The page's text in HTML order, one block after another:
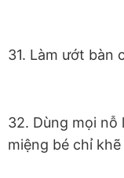
31. Làm ướt bàn
32. Dùng mọi nỗ
miệng bé chỉ